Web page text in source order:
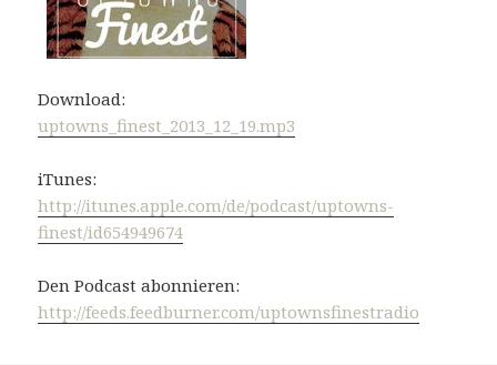
Download:
uptowns_finest_2013_12_19.mp3
iTunes:
http://itunes.apple.com/de/podcast/uptowns-
finest/id654949674
Den Podcast abonnieren:
http://feeds.feedburner.com/uptownsfinestradio